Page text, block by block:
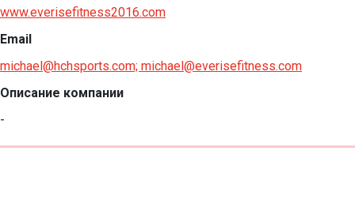
www.everisefitness2016.com
Email
michael@hchsports.com; michael@everisefitness.com
Описание компании
-